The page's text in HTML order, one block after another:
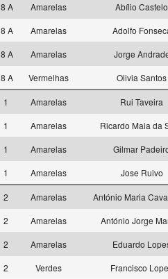
8 A Amarelas
Abílio Castelo
8 A Amarelas
Adolfo
8 A Amarelas
Jorge
8 A Vermelhas Olivia Santos
1 Amarelas
Rui Taveira
1 Amarelas
Ricardo Maia da
1 Amarelas
Gilmar
1 Amarelas Jose Ruivo
2 Amarelas
António Maria
2 Amarelas
António Jorge
2 Amarelas
Eduardo
2 Verdes Francisco